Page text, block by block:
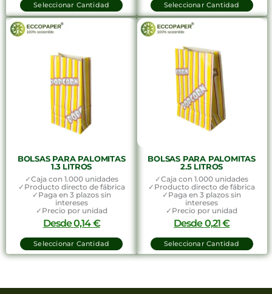
Seleccionar Cantidad Seleccionar Cantidad
BOLSAS PARA PALOMITAS
1.3 LITROS
✓Caja con 1.000 unidades
✓Producto directo de fábrica
✓Paga en 3 plazos sin
intereses
✓Precio por unidad
Desde0,14€
Seleccionar Cantidad
BOLSAS PARA PALOMITAS
2.5 LITROS
✓Caja con 1.000 unidades
✓Producto directo de fábrica
✓Paga en 3 plazos sin
intereses
✓Precio por unidad
Desde0,21€
Seleccionar Cantidad